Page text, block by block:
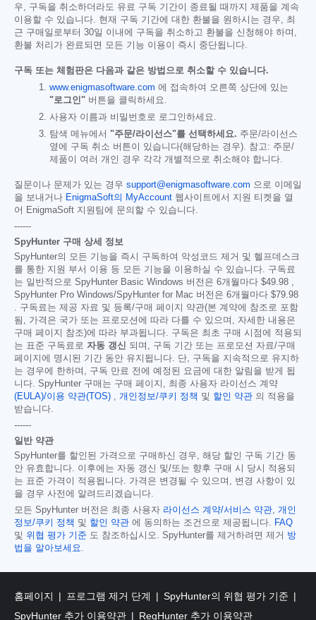
우, 구독을 취소하더라도 유료 구독 기간이 종료될 때까지 제품을 계속
이용할 수 있습니다. 현재 구독 기간에 대한 환불을 원하시는 경우, 최
근 구매일로부터 30일 이내에 구독을 취소하고 환불을 신청해야 하며,
환불 처리가 완료되면 모든 기능 이용이 즉시 중단됩니다.
구독 또는 체험판은 다음과 같은 방법으로 취소할 수 있습니다.
www.enigmasoftware.com 에 접속하여 오른쪽 상단에 있는
"로그인" 버튼을 클릭하세요.
사용자 이름과 비밀번호로 로그인하세요.
탐색 메뉴에서 "주문/라이선스"를 선택하세요. 주문/라이선스
옆에 구독 취소 버튼이 있습니다(해당하는 경우). 참고: 주문/
제품이 여러 개인 경우 각각 개별적으로 취소해야 합니다.
질문이나 문제가 있는 경우 support@enigmasoftware.com 으로 이메일
을 보내거나 EnigmaSoft의 MyAccount 웹사이트에서 지원 티켓을 열
어 EnigmaSoft 지원팀에 문의할 수 있습니다.
------
SpyHunter 구매 상세 정보
SpyHunter의 모든 기능을 즉시 구독하여 악성코드 제거 및 헬프데스크
를 통한 지원 부서 이용 등 모든 기능을 이용하실 수 있습니다. 구독료
는 일반적으로 SpyHunter Basic Windows 버전은 6개월마다 $49.98 ,
SpyHunter Pro Windows/SpyHunter for Mac 버전은 6개월마다 $79.98
. 구독료는 제공 자료 및 등록/구매 페이지 약관(본 계약에 참조로 포함
됨, 가격은 국가 또는 프로모션에 따라 다를 수 있으며, 자세한 내용은
구매 페이지 참조)에 따라 부과됩니다. 구독은 최초 구매 시점에 적용되
는 표준 구독료로 자동 갱신 되며, 구독 기간 또는 프로모션 자료/구매
페이지에 명시된 기간 동안 유지됩니다. 단, 구독을 지속적으로 유지하
는 경우에 한하며, 구독 만료 전에 예정된 요금에 대한 알림을 받게 됩
니다. SpyHunter 구매는 구매 페이지, 최종 사용자 라이선스 계약
(EULA)/이용 약관(TOS) , 개인정보/쿠키 정책 및 할인 약관 의 적용을
받습니다.
------
일반 약관
SpyHunter를 할인된 가격으로 구매하신 경우, 해당 할인 구독 기간 동
안 유효합니다. 이후에는 자동 갱신 및/또는 향후 구매 시 당시 적용되
는 표준 가격이 적용됩니다. 가격은 변경될 수 있으며, 변경 사항이 있
을 경우 사전에 알려드리겠습니다.
모든 SpyHunter 버전은 최종 사용자 라이선스 계약/서비스 약관, 개인
정보/쿠키 정책 및 할인 약관 에 동의하는 조건으로 제공됩니다. FAQ
및 위협 평가 기준 도 참조하십시오. SpyHunter를 제거하려면 제거 방
법을 알아보세요.
홈페이지 프로그램 제거 단계
SpyHunter의 위협 평가 기준
SpyHunter 추가 이용약관
RegHunter 추가 이용약관